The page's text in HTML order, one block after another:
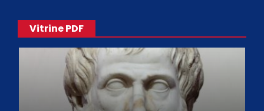
Vitrine PDF